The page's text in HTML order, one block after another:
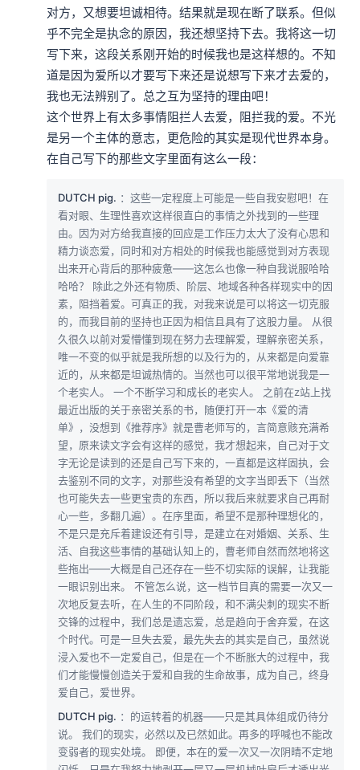
对方，又想要坦诚相待。结果就是现在断了联系。但似
乎不完全是执念的原因，我还想坚持下去。我将这一切
写下来，这段关系刚开始的时候我也是这样想的。不知
道是因为爱所以才要写下来还是说想写下来才去爱的，
我也无法辨别了。总之互为坚持的理由吧！
这个世界上有太多事情阻拦人去爱，阻拦我的爱。不光
是另一个主体的意志，更危险的其实是现代世界本身。
在自己写下的那些文字里面有这么一段：
DUTCH pig. ：这些一定程度上可能是一些自我安慰吧！在
看对眼、生理性喜欢这样很直白的事情之外找到的一些理
由。因为对方给我直接的回应是工作压力太大了没有心思和
精力谈恋爱，同时和对方相处的时候我也能感觉到对方表现
出来开心背后的那种疲惫——这怎么也像一种自我说服哈哈
哈哈？ 除此之外还有物质、阶层、地域各种各样现实中的因
素，阻挡着爱。可真正的我，对我来说是可以将这一切克服
的，而我目前的坚持也正因为相信且具有了这股力量。 从很
久很久以前对爱懵懂到现在努力去理解爱，理解亲密关系，
唯一不变的似乎就是我所想的以及行为的，从来都是向爱靠
近的，从来都是坦诚热情的。当然也可以很平常地说我是一
个老实人。 一个不断学习和成长的老实人。 之前在z站上找
最近出版的关于亲密关系的书，随便打开一本《爱的清
单》，没想到《推荐序》就是曹老师写的，言简意赅充满希
望，原来读文字会有这样的感觉，我才想起来，自己对于文
字无论是读到的还是自己写下来的，一直都是这样固执，会
去鉴别不同的文字，对那些没有希望的文字当即丢下（当然
也可能失去一些更宝贵的东西，所以我后来就要求自己再耐
心一些，多翻几遍）。在序里面，希望不是那种理想化的，
不是只是充斥着建设还有引导，是建立在对婚姻、关系、生
活、自我这些事情的基础认知上的，曹老师自然而然地将这
些拖出——大概是自己还存在一些不切实际的误解，让我能
一眼识别出来。 不管怎么说，这一档节目真的需要一次又一
次地反复去听，在人生的不同阶段，和不满尖刺的现实不断
交锋的过程中，我们总是遗忘爱，总是趋向于舍弃爱，在这
个时代。可是一旦失去爱，最先失去的其实是自己，虽然说
浸入爱也不一定爱自己，但是在一个不断胀大的过程中，我
们才能慢慢创造关于爱和自我的生命故事，成为自己，终身
爱自己，爱世界。
DUTCH pig. ：的运转着的机器——只是其具体组成仍待分
说。 我们的现实，必然以及已然如此。再多的呼喊也不能改
变弱者的现实处境。 即便，本在的爱一次又一次阴晴不定地